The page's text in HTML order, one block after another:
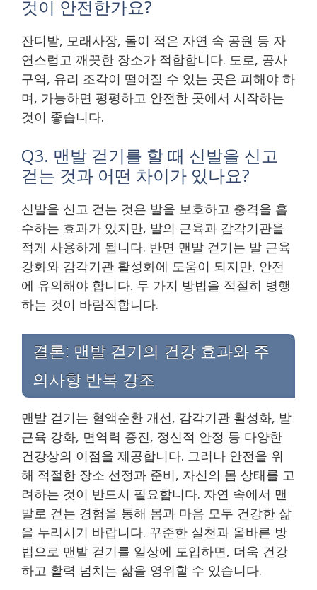
것이 안전한가요?
잔디밭, 모래사장, 돌이 적은 자연 속 공원 등 자
연스럽고 깨끗한 장소가 적합합니다. 도로, 공사
구역, 유리 조각이 떨어질 수 있는 곳은 피해야 하
며, 가능하면 평평하고 안전한 곳에서 시작하는
것이 좋습니다.
Q3. 맨발 걷기를 할 때 신발을 신고
걷는 것과 어떤 차이가 있나요?
신발을 신고 걷는 것은 발을 보호하고 충격을 흡
수하는 효과가 있지만, 발의 근육과 감각기관을
적게 사용하게 됩니다. 반면 맨발 걷기는 발 근육
강화와 감각기관 활성화에 도움이 되지만, 안전
에 유의해야 합니다. 두 가지 방법을 적절히 병행
하는 것이 바람직합니다.
결론: 맨발 걷기의 건강 효과와 주
의사항 반복 강조
맨발 걷기는 혈액순환 개선, 감각기관 활성화, 발
근육 강화, 면역력 증진, 정신적 안정 등 다양한
건강상의 이점을 제공합니다. 그러나 안전을 위
해 적절한 장소 선정과 준비, 자신의 몸 상태를 고
려하는 것이 반드시 필요합니다. 자연 속에서 맨
발로 걷는 경험을 통해 몸과 마음 모두 건강한 삶
을 누리시기 바랍니다. 꾸준한 실천과 올바른 방
법으로 맨발 걷기를 일상에 도입하면, 더욱 건강
하고 활력 넘치는 삶을 영위할 수 있습니다.